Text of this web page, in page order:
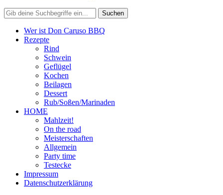
Wer ist Don Caruso BBQ
Rezepte
Rind
Schwein
Geflügel
Kochen
Beilagen
Dessert
Rub/Soßen/Marinaden
HOME
Mahlzeit!
On the road
Meisterschaften
Allgemein
Party time
Testecke
Impressum
Datenschutzerklärung